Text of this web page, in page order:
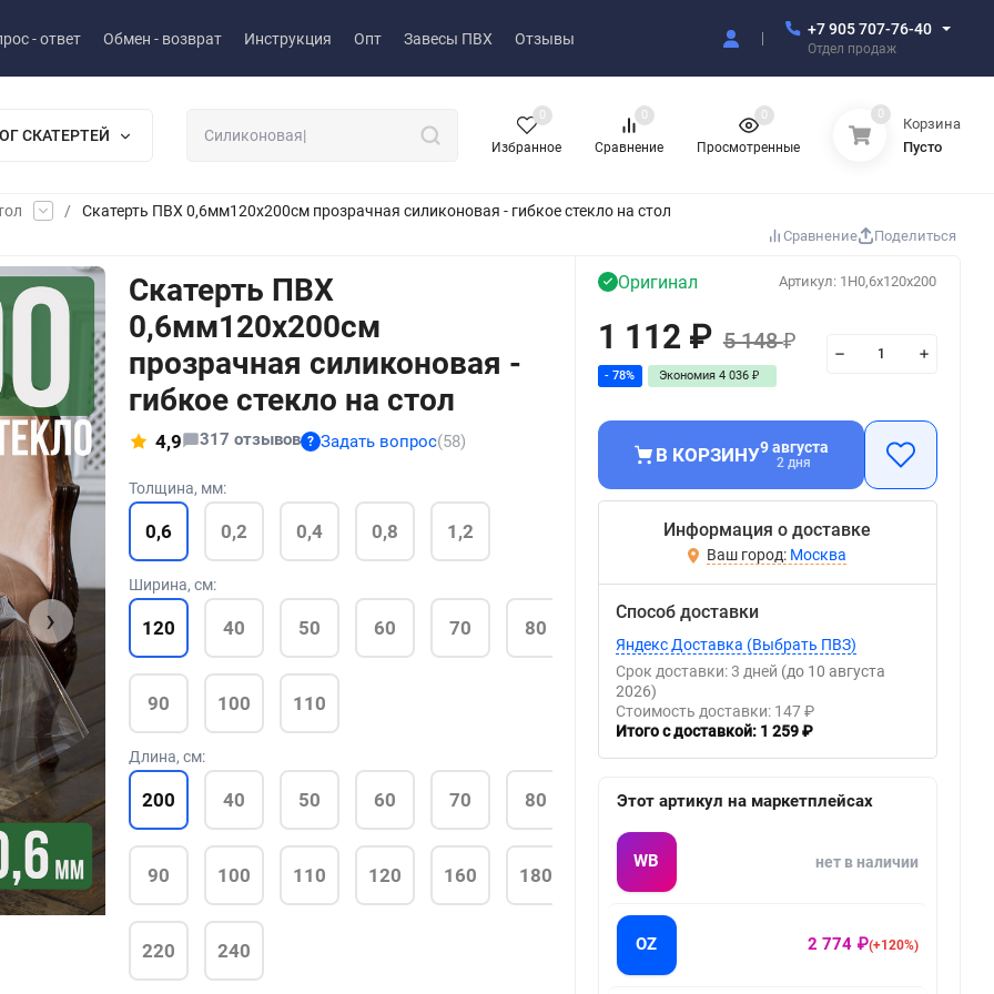
- ответ Обмен - возврат Инструкция Опт Завесы ПВХ Отзывы
+7 905 707-76-40
Отдел продаж
СКАТЕРТЕЙ
Избранное
0
Сравнение
0
Просмотренные
0 0
Корзина
Пусто
/ Скатерть ПВХ 0,6мм120x200см прозрачная силиконовая - гибкое стекло на стол
Сравнение Поделиться
›
Скатерть ПВХ
0,6мм120x200см
прозрачная силиконовая -
гибкое стекло на стол
4,9 317 отзывов ? Задать вопрос(58)
Толщина, мм:
0,6 0,2 0,4 0,8 1,2
Ширина, см:
120 40 50 60 70 80
90 100 110
Длина, см:
200 40 50 60 70 80
90 100 110 120 160 180
220 240
Артикул: 1H0,6x120x200
Оригинал
1 112 ₽ 5 148₽
- 78% Экономия 4 036 ₽
В КОРЗИНУ9 августа
2 дня
Информация о доставке
Москва
Способ доставки
Яндекс Доставка (Выбрать ПВЗ)
Срок доставки: 3 дней (до 10 августа
2026)
Стоимость доставки: 147 ₽
Итого с доставкой: 1 259 ₽
Этот артикул на маркетплейсах
WB нет в наличии
OZ 2 774 ₽(+120%)